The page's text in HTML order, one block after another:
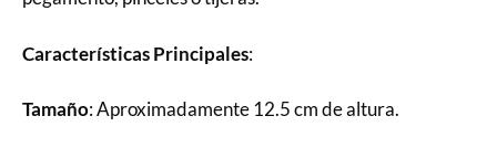
Características Principales:
Tamaño: Aproximadamente 12.5 cm de altura.